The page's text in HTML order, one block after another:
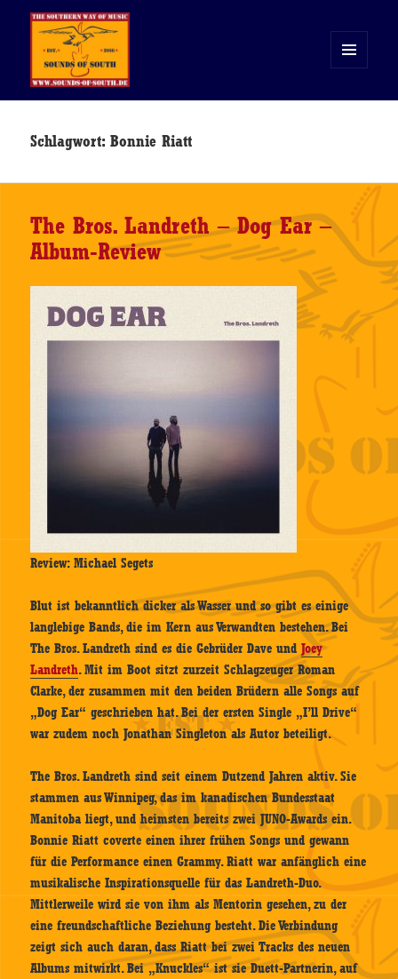
WIDGETS
Schlagwort:Bonnie Riatt
The Bros. Landreth – Dog Ear –
Album-Review
Review: Michael Segets
Blut ist bekanntlich dicker als Wasser und so gibt es einige
langlebige Bands, die im Kern aus Verwandten bestehen. Bei
The Bros. Landreth sind es die Gebrüder Dave undJoey
Landreth. Mit im Boot sitzt zurzeit Schlagzeuger Roman
Clarke, der zusammen mit den beiden Brüdern alle Songs auf
„Dog Ear“ geschrieben hat. Bei der ersten Single „I’ll Drive“
war zudem noch Jonathan Singleton als Autor beteiligt.
The Bros. Landreth sind seit einem Dutzend Jahren aktiv. Sie
stammen aus Winnipeg, das im kanadischen Bundesstaat
Manitoba liegt, und heimsten bereits zwei JUNO-Awards ein.
Bonnie Riatt coverte einen ihrer frühen Songs und gewann
für die Performance einen Grammy. Riatt war anfänglich eine
musikalische Inspirationsquelle für das Landreth-Duo.
Mittlerweile wird sie von ihm als Mentorin gesehen, zu der
eine freundschaftliche Beziehung besteht. Die Verbindung
zeigt sich auch daran, dass Riatt bei zwei Tracks des neuen
Albums mitwirkt. Bei „Knuckles“ ist sie Duett-Partnerin, auf